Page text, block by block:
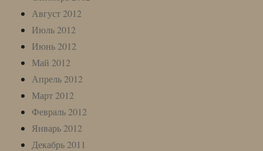
Август 2012
Июль 2012
Июнь 2012
Май 2012
Апрель 2012
Март 2012
Февраль 2012
Январь 2012
Декабрь 2011